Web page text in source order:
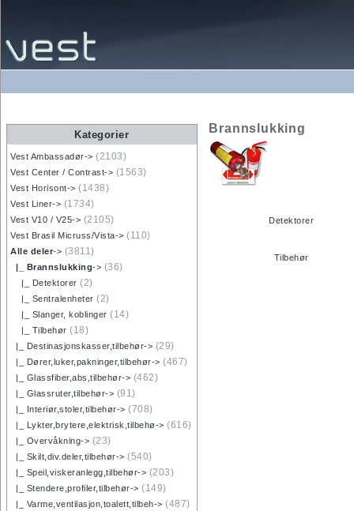
Kategorier
Vest Ambassadør-> (2103)
Vest Center / Contrast-> (1563)
Vest Horisont-> (1438)
Vest Liner-> (1734)
Vest V10 / V25-> (2105)
Vest Brasil Micruss/Vista-> (110)
Alle deler-> (3811)
|_ Brannslukking-> (36)
|_ Detektorer (2)
|_ Sentralenheter (2)
|_ Slanger, koblinger (14)
|_ Tilbehør (18)
|_ Destinasjonskasser,tilbehør-> (29)
|_ Dører,luker,pakninger,tilbehør-> (467)
|_ Glassfiber,abs,tilbehør-> (462)
|_ Glassruter,tilbehør-> (91)
|_ Interiør,stoler,tilbehør-> (708)
|_ Lykter,brytere,elektrisk,tilbehø-> (616)
|_ Overvåkning-> (23)
|_ Skilt,div.deler,tilbehør-> (540)
|_ Speil,viskeranlegg,tilbehør-> (203)
|_ Stendere,profiler,tilbehør-> (149)
|_ Varme,ventilasjon,toalett,tilbeh-> (487)
Brannslukking
Detektorer
Tilbehør